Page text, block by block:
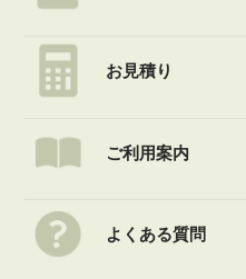
お見積り
ご利用案内
よくある質問